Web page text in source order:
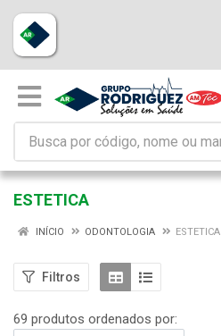
ESTETICA
INÍCIO ODONTOLOGIA ESTETICA
Filtros
69 produtos ordenados por: